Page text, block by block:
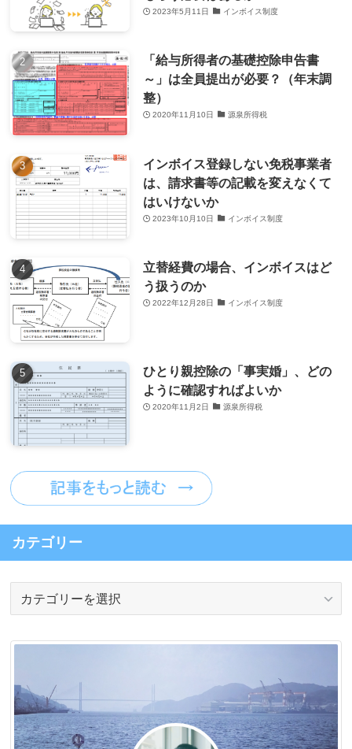
2023年5月11日 インボイス制度
「給与所得者の基礎控除申告書
～」は全員提出が必要？（年末調
整）
2020年11月10日 源泉所得税
インボイス登録しない免税事業者
は、請求書等の記載を変えなくて
はいけないか
2023年10月10日 インボイス制度
立替経費の場合、インボイスはど
う扱うのか
2022年12月28日 インボイス制度
ひとり親控除の「事実婚」、どの
ように確認すればよいか
2020年11月2日 源泉所得税
カテゴリー
リ